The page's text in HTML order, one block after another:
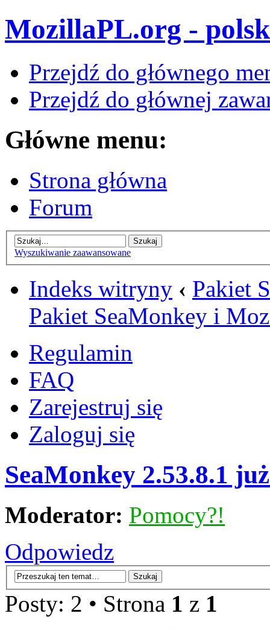
MozillaPL.org -
Przejdź do głównego
Przejdź do głównej
Główne menu:
Strona główna
Forum
Wyszukiwanie zaawansowane
Indeks witryny ‹ Pakiet
Pakiet SeaMonkey i
Regulamin
FAQ
Zarejestruj się
Zaloguj się
SeaMonkey 2.53.8.1
Moderator: Pomocy?!
Odpowiedz
Posty: 2 • Strona 1 z 1